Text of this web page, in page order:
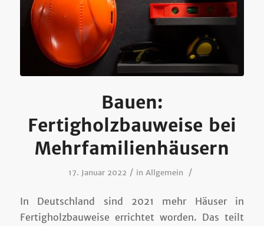
Bauen:
Fertigholzbauweise bei
Mehrfamilienhäusern
17. Januar 2022 / inAllgemein /
In Deutschland sind 2021 mehr Häuser in
Fertigholzbauweise errichtet worden. Das teilt